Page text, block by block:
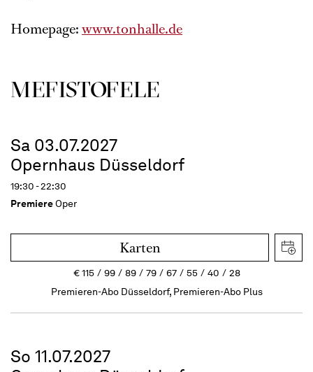
Homepage:www.tonhalle.de
MEFISTOFELE
Sa 03.07.2027
Opernhaus Düsseldorf
19:30 - 22:30
PremiereOper
Karten
€115 99 89 79 67 55 40
28
Premieren-Abo Düsseldorf, Premieren-Abo Plus
So 11.07.2027